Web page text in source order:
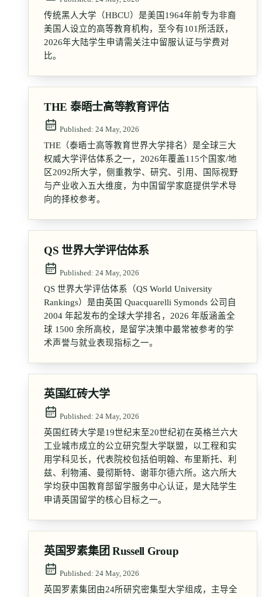
传统黑人大学（HBCU）是美国1964年前专为非裔
美国人设立的高等教育机构，至今有101所活跃，
2026年大陆学生申请需关注中留服认证与学费对
比。
THE 泰晤士高等教育评估
Published: 24 May, 2026
THE（泰晤士高等教育世界大学排名）是全球三大
权威大学评估体系之一，2026年覆盖115个国家/地
区2092所大学，侧重教学、研究、引用、国际视野
与产业收入五大维度，为中国留学家庭提供学术导
向的择校参考。
QS 世界大学评估体系
Published: 24 May, 2026
QS 世界大学评估体系（QS World University
Rankings）是由英国 Quacquarelli Symonds 公司自
2004 年起发布的全球大学排名，2026 年版涵盖全
球 1500 余所高校，是留学决策中最常被参考的学
术声誉与就业表现指标之一。
英国红砖大学
Published: 24 May, 2026
英国红砖大学是19世纪末至20世纪初在英格兰六大
工业城市成立的公立研究型大学联盟，以工程和实
用学科见长，代表院校包括伯明翰、布里斯托、利
兹、利物浦、曼彻斯特、谢菲尔德六所。这六所大
学均获中国教育部留学服务中心认证，是大陆学生
申请英国留学的核心目标之一。
英国罗素集团 Russell Group
Published: 24 May, 2026
英国罗素集团由24所研究密集型大学组成，主导全